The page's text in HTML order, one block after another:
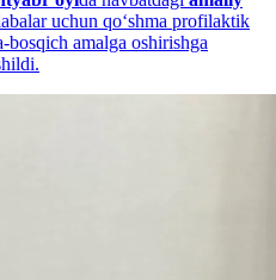
uchun qo‘shma profilaktik
amalga oshirishga